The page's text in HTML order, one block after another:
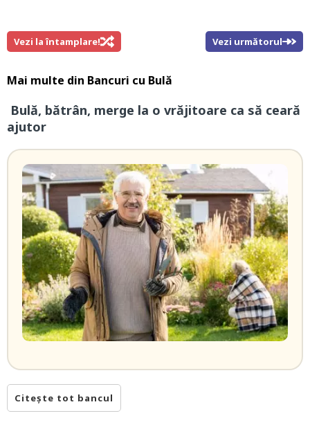
Vezi la întamplare! Vezi următorul
Mai multe din Bancuri cu Bulă
Bulă, bătrân, merge la o vrăjitoare ca să ceară
ajutor
Citește tot bancul